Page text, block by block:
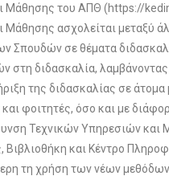
Μάθησης του ΑΠΘ (https://
Μάθησης ασχολείται μεταξύ
Σπουδών σε θέματα
στη διδασκαλία, λαμβάνοντας
της διδασκαλίας σε άτομα
φοιτητές, όσο και με
Τεχνικών Υπηρεσιών
Βιβλιοθήκη και Κέντρο
τη χρήση των νέων μεθόδων